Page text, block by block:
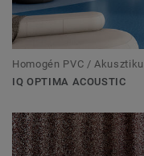
Homogén PVC /
IQ OPTIMA ACOUSTIC